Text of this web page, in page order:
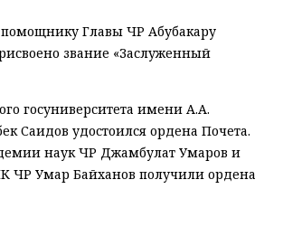
Главы ЧР Абубакару
звание «Заслуженный
госуниверситета имени А.А.
Саидов удостоился ордена Почета.
наук ЧР Джамбулат Умаров и
ЧР Умар Байханов получили ордена